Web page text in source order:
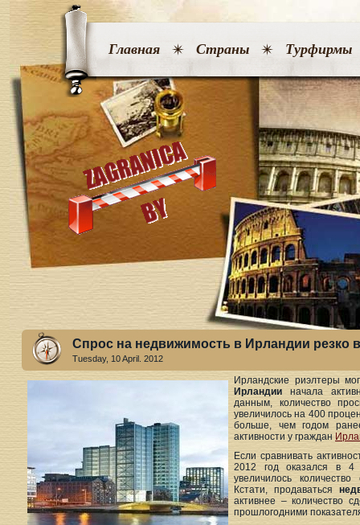
Главная Страны Турфирмы
Спрос на недвижимость в Ирландии резко
Tuesday, 10 April. 2012
Ирландские риэлтеры
Ирландии начала
данным, количество
увеличилось на 400
больше, чем годом
активности у граждан
Если сравнивать
2012 год оказался в 4
увеличилось
Кстати, продаваться
активнее – количество
прошлогодними